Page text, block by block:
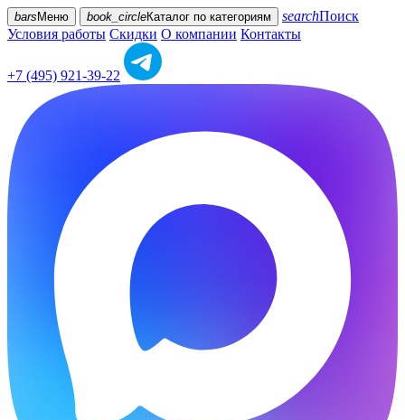
bars Меню book_circleКаталог по категориям searchПоиск
Условия работы Скидки О компании Контакты
+7 (495) 921-39-22